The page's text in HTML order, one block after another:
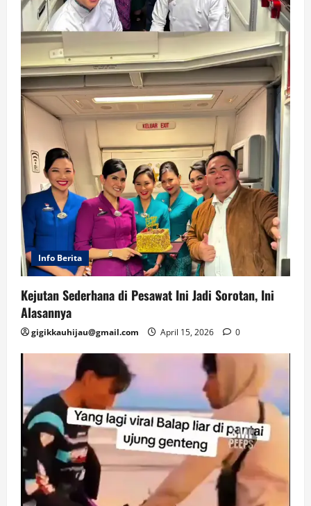
Info Berita
Kejutan Sederhana di Pesawat Ini Jadi Sorotan, Ini
Alasannya
gigikkauhijau@gmail.com April 15, 2026 0